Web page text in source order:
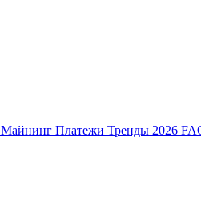
Майнинг Платежи Тренды 2026